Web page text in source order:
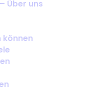
Über uns
können